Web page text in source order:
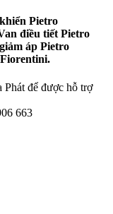
Pietro
điều tiết Pietro
áp Pietro
để được hỗ trợ
663